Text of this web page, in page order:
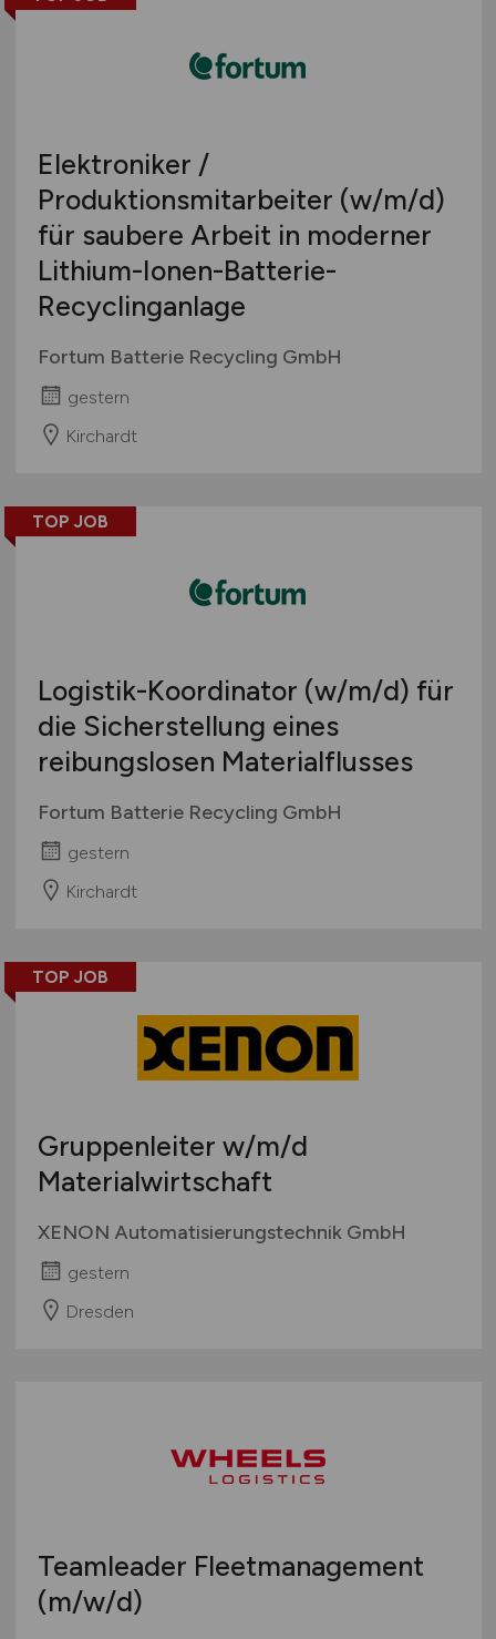
Elektroniker /
Produktionsmitarbeiter (w/m/d)
für saubere Arbeit in moderner
Lithium-Ionen-Batterie-
Recyclinganlage
Fortum Batterie Recycling GmbH
gestern
Kirchardt
TOP JOB
Logistik-Koordinator (w/m/d) für
die Sicherstellung eines
reibungslosen Materialflusses
Fortum Batterie Recycling GmbH
gestern
Kirchardt
TOP JOB
Gruppenleiter w/m/d
Materialwirtschaft
XENON Automatisierungstechnik GmbH
gestern
Dresden
Teamleader Fleetmanagement
(m/w/d)